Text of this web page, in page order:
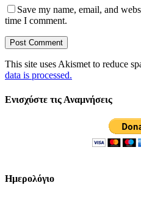
Save my name, email, and
time I comment.
This site uses Akismet to reduce
data is processed.
Ενισχύστε τις Αναμνήσεις
Ημερολόγιο